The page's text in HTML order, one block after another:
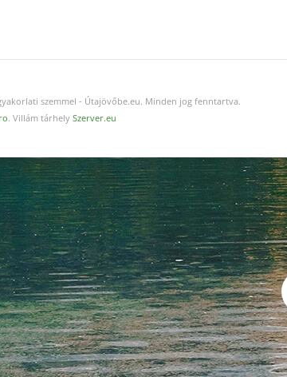
szemmel - Útajövőbe.eu. Minden jog fenntartva.
. Villám tárhely Szerver.eu